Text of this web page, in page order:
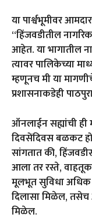
या पार्श्वभूमीवर
“हिंजवडीतील
आहेत. या भागातील
त्यावर पालिकेच्या
म्हणूनच मी या
प्रशासनाकडेही
ऑनलाईन सह्यांची ही
दिवसेंदिवस बळकट
सांगतात की,
आला तर रस्ते,
मूलभूत सुविधा अधिक
दिलासा मिळेल, तसेच
मिळेल.